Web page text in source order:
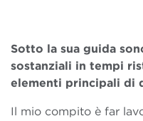
Sotto la sua guida
sostanziali in tempi
elementi principali di
Il mio compito è far